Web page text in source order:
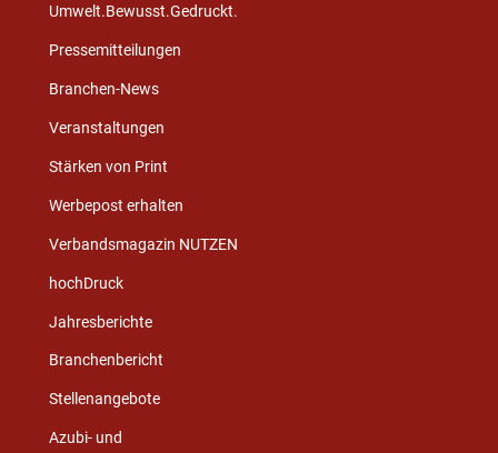
Umwelt.Bewusst.Gedruckt.
Pressemitteilungen
Branchen-News
Veranstaltungen
Stärken von Print
Werbepost erhalten
Verbandsmagazin NUTZEN
hochDruck
Jahresberichte
Branchenbericht
Stellenangebote
Azubi- und